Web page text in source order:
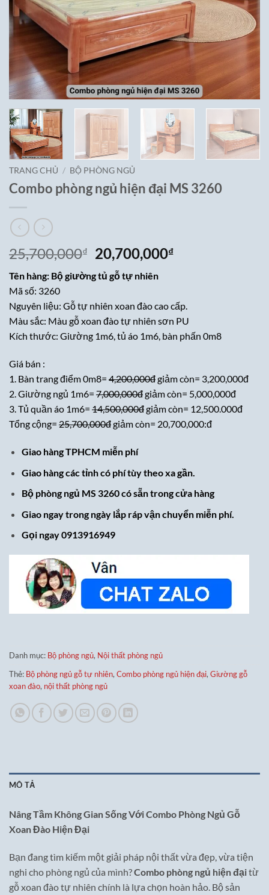
TRANG CHỦ / BỘ PHÒNG NGỦ
Combo phòng ngủ hiện đại MS 3260
25,700,000₫
Giá
gốc
là:
20,700,000₫Giá
20,700,000₫.
Tên hàng: Bộ giường tủ gỗ tự nhiên
Mã số: 3260
Nguyên liệu: Gỗ tự nhiên xoan đào cao cấp.
Màu sắc: Màu gỗ xoan đào tự nhiên sơn PU
Kích thước: Giường 1m6, tủ áo 1m6, bàn phấn 0m8
Giá bán :
1. Bàn trang điểm 0m8= 4,200,000đgiảm còn= 3,200,000đ
2. Giường ngủ 1m6= 7,000,000đgiảm còn= 5,000,000đ
3. Tủ quần áo 1m6= 14,500,000đgiảm còn= 12,500.000đ
Tổng cộng= 25,700,000đgiảm còn= 20,700,000:đ
Giao hàng TPHCM miễn phí
Giao hàng các tỉnh có phí tùy theo xa gần.
Bộ phòng ngủ MS 3260 có sẵn trong cửa hàng
Giao ngay trong ngày lắp ráp vận chuyển miễn phí.
Gọi ngay 0913916949
Danh mục: Bộ phòng ngủ, Nội thất phòng ngủ
Thẻ: Bộ phòng ngủ gỗ tự nhiên, Combo phòng ngủ hiện đại, Giường gỗ
xoan đào, nội thất phòng ngủ
MÔ TẢ
Nâng Tầm Không Gian Sống Với Combo Phòng Ngủ Gỗ
Xoan Đào Hiện Đại
Bạn đang tìm kiếm một giải pháp nội thất vừa đẹp, vừa tiện
nghi cho phòng ngủ của mình?Combo phòng ngủ hiện đạitừ
gỗ xoan đào tự nhiên chính là lựa chọn hoàn hảo. Bộ sản